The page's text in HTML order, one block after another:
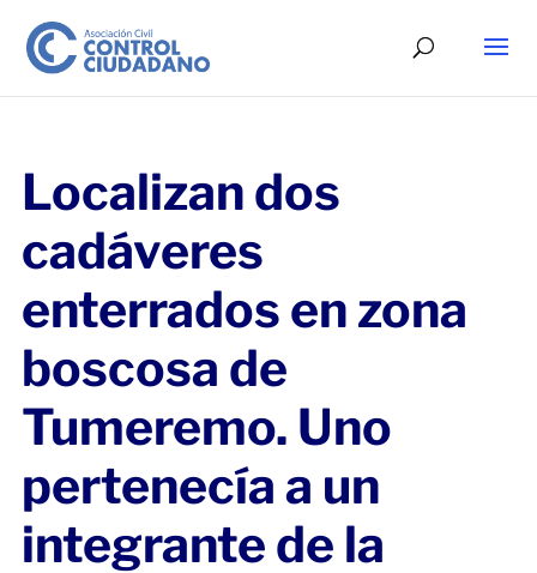
Localizan dos
cadáveres
enterrados en zona
boscosa de
Tumeremo. Uno
pertenecía a un
integrante de la